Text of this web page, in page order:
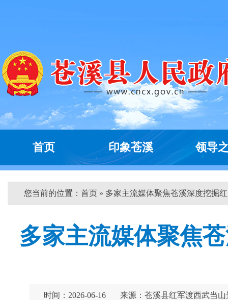
首页 印象苍溪 领导
您当前的位置： 首页 » 多家主流媒体聚焦苍溪深度挖掘
多家主流媒体聚焦
时间：2026-06-16 来源：苍溪县红军渡西武当